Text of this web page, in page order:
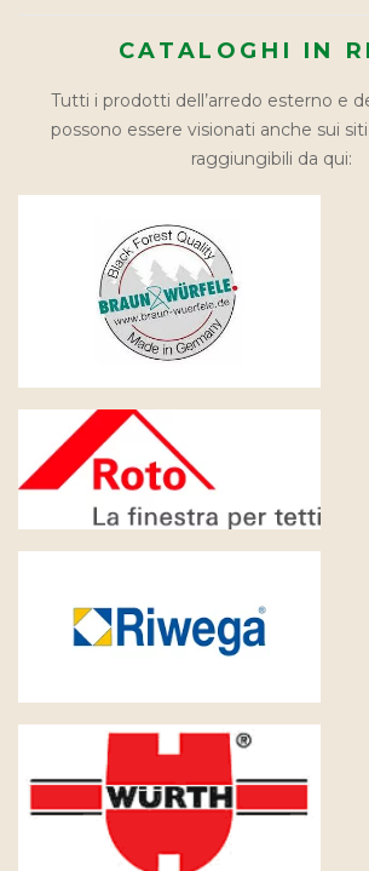
CATALOGHI IN
Tutti i prodotti dell’arredo esterno e
possono essere visionati anche sui
raggiungibili da qui: